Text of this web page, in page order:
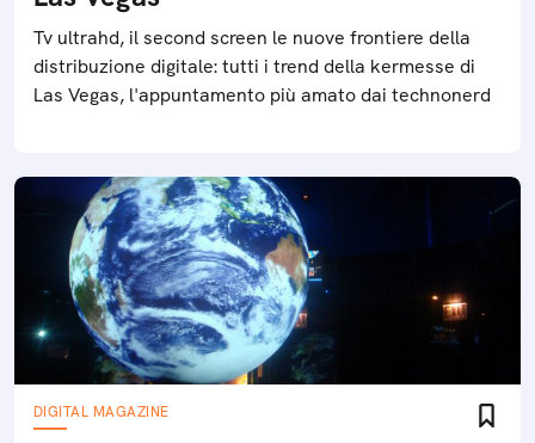
Tv ultrahd, il second screen le nuove frontiere della
distribuzione digitale: tutti i trend della kermesse di
Las Vegas, l'appuntamento più amato dai technonerd
DIGITAL MAGAZINE